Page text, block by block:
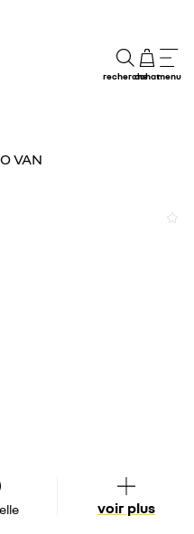
rechercheachatmenu
VAN
voir plus